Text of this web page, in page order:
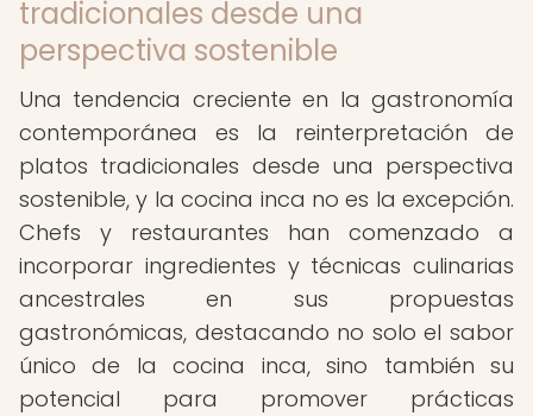
tradicionales desde una
perspectiva sostenible
Una tendencia creciente en la gastronomía
contemporánea es la reinterpretación de
platos tradicionales desde una perspectiva
sostenible, y la cocina inca no es la excepción.
Chefs y restaurantes han comenzado a
incorporar ingredientes y técnicas culinarias
ancestrales en sus propuestas
gastronómicas, destacando no solo el sabor
único de la cocina inca, sino también su
potencial para promover prácticas